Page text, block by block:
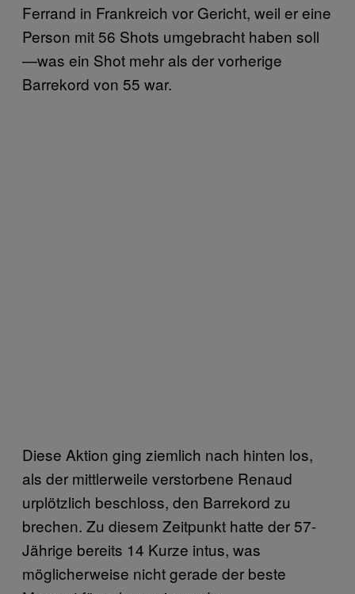
Ferrand in Frankreich vor Gericht, weil er eine
Person mit 56 Shots umgebracht haben soll
—was ein Shot mehr als der vorherige
Barrekord von 55 war.
Diese Aktion ging ziemlich nach hinten los,
als der mittlerweile verstorbene Renaud
urplötzlich beschloss, den Barrekord zu
brechen. Zu diesem Zeitpunkt hatte der 57-
Jährige bereits 14 Kurze intus, was
möglicherweise nicht gerade der beste